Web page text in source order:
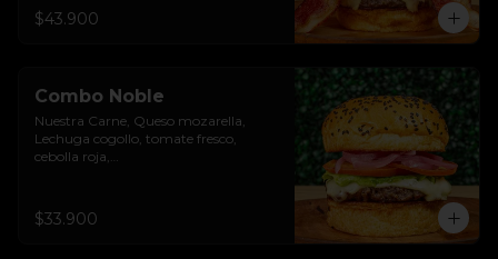
francesa y bebida.
$43.900
Combo Noble
Nuestra Carne, Queso mozarella,
Lechuga cogollo, tomate fresco,
cebolla roja,
francesa y bebida.
$33.900